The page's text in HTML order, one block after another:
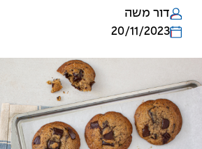
דור משה
20/11/2023